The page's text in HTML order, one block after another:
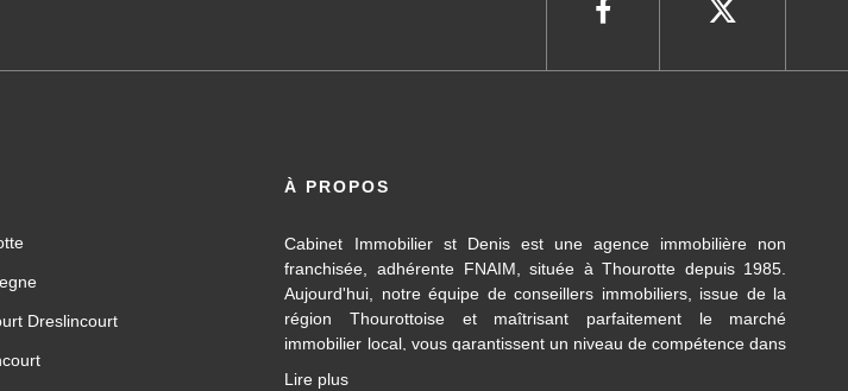
Dreslincourt
À PROPOS
Cabinet Immobilier st Denis est une agence immobilière non
franchisée, adhérente FNAIM, située à Thourotte depuis 1985.
Aujourd'hui, notre équipe de conseillers immobiliers, issue de la
région Thourottoise et maîtrisant parfaitement le marché
immobilier local, vous garantissent un niveau de compétence dans
Lire plus